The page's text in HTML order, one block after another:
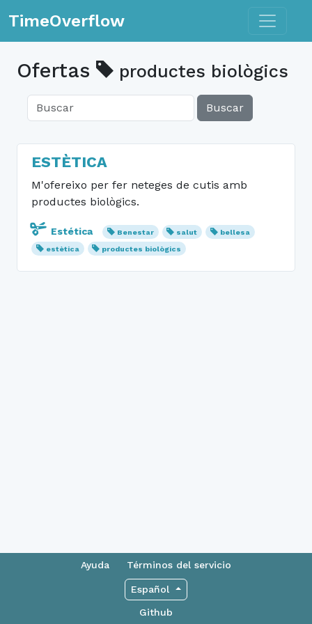
TimeOverflow Toggle
Ofertas productes biològics
Buscar
ESTÈTICA
M'ofereixo per fer neteges de cutis amb
productes biològics.
Estética Benestar salut
bellesa
estètica
productes biològics
Ayuda Términos del servicio
Español
Github